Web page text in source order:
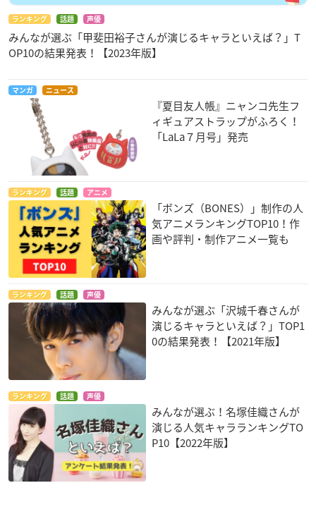
ランキング 話題 声優
みんなが選ぶ「甲斐田裕子さんが演じるキャラといえば？」T
OP10の結果発表！【2023年版】
マンガ ニュース
『夏目友人帳』ニャンコ先生フ
ィギュアストラップがふろく！
「LaLa７月号」発売
ランキング 話題 アニメ
「ボンズ（BONES）」制作の人
気アニメランキングTOP10！作
画や評判・制作アニメ一覧も
ランキング 話題 声優
みんなが選ぶ「沢城千春さんが
演じるキャラといえば？」TOP1
0の結果発表！【2021年版】
ランキング 話題 声優
みんなが選ぶ！名塚佳織さんが
演じる人気キャラランキングTO
P10【2022年版】